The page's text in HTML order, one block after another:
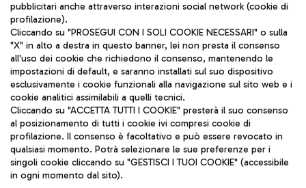
Pizza
Autobus
Scopri le linee di autobus per raggiungere l'aeroporto
Leonardo Da Vinci.
Ristoranti
Aeroporti di Roma S.p.A. - Società soggetta a direzione e
coordinamento di Mundys S.p.A.
Codice fiscale e Registro delle Imprese di Roma 13032990155 P.
IVA 06572251004
Capitale sociale 62.224.743,00 int. vers.
Sede legale: Via Pier Paolo Racchetti 1 - 00054 Fiumicino (RM)
telefono +39 06 65951
pubblicitari anche attraverso interazioni social network (cookie di
profilazione).
Cliccando su "PROSEGUI CON I SOLI COOKIE NECESSARI" o sulla
"X" in alto a destra in questo banner, lei non presta il consenso
all'uso dei cookie che richiedono il consenso, mantenendo le
impostazioni di default, e saranno installati sul suo dispositivo
esclusivamente i cookie funzionali alla navigazione sul sito web e i
cookie analitici assimilabili a quelli tecnici.
Cliccando su "ACCETTA TUTTI I COOKIE" presterà il suo consenso
al posizionamento di tutti i cookie ivi compresi cookie di
profilazione. Il consenso è facoltativo e può essere revocato in
qualsiasi momento. Potrà selezionare le sue preferenze per i
singoli cookie cliccando su "GESTISCI I TUOI COOKIE" (accessibile
in ogni momento dal sito).